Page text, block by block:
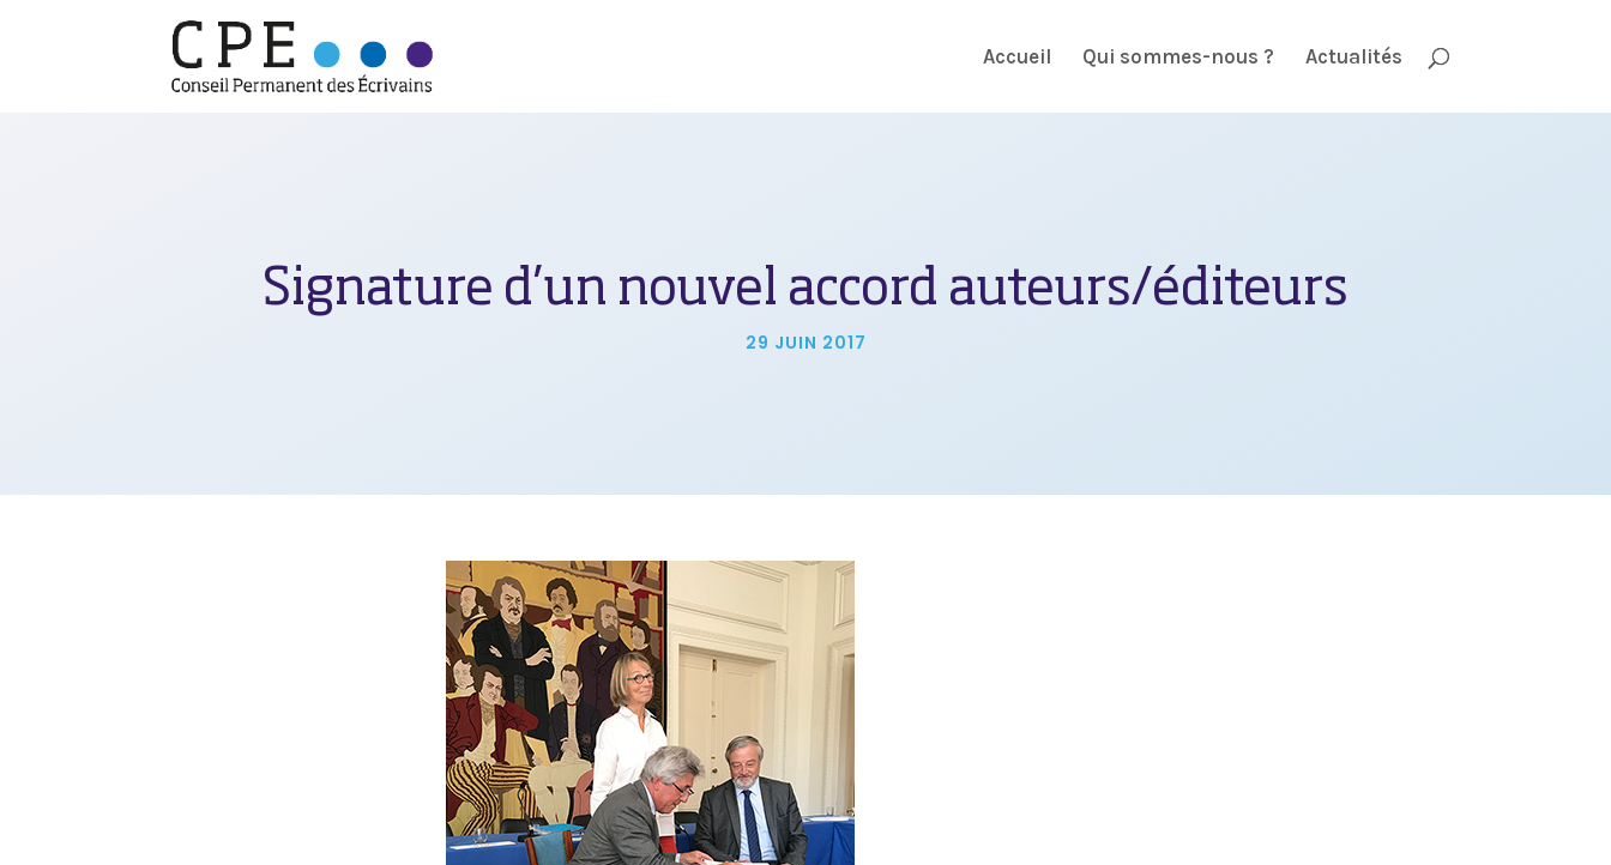
Accueil Qui sommes-nous ? Actualités
Signature d’un nouvel accord auteurs/éditeurs
29 JUIN 2017